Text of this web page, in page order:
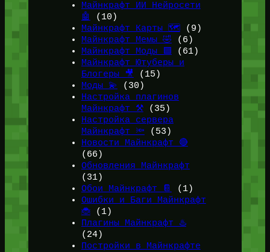
Майнкрафт ИИ Нейросети
🤖
(10)
Майнкрафт Карты 🗺️(9)
Майнкрафт Мемы 🤣 (6)
Майнкрафт Моды 🟩 (61)
Майнкрафт Ютуберы и
Блогеры 🎥
(15)
Моды 💫
(30)
Настройка плагинов
Майнкрафт ⚒️(35)
Настройка сервера
Майнкрафт 🔦 (53)
Новости Майнкрафт 🔴
(66)
Обновления Майнкрафт
(31)
Обои Майнкрафт 📔
(1)
Ошибки и Баги Майнкрафт
🐞(1)
Плагины Майнкрафт ♨️
(24)
Постройки в Майнкрафте